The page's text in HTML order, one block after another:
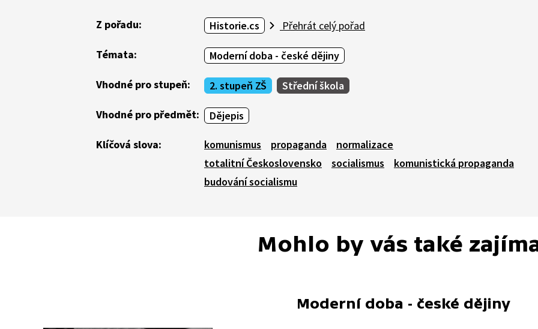
Z pořadu: Historie.cs Přehrát celý pořad
Témata: Moderní doba - české dějiny
Vhodné pro stupeň: 2. stupeň ZŠ Střední škola
Vhodné pro předmět: Dějepis
Klíčová slova: komunismus propaganda
normalizace
totalitní Československo
socialismus
komunistická propaganda
budování socialismu
Mohlo by vás také
Moderní doba - české dějiny